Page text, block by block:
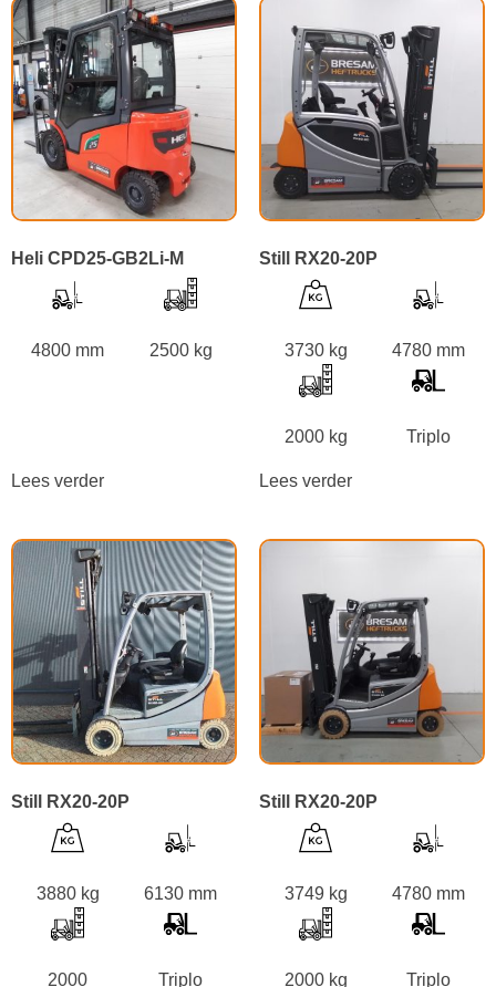
Heli CPD25-GB2Li-M
4800 mm 2500 kg
Lees verder
Still RX20-20P
3730 kg 4780 mm
2000 kg Triplo
Lees verder
Still RX20-20P
3880 kg 6130 mm
2000 Triplo
Still RX20-20P
3749 kg 4780 mm
2000 kg Triplo